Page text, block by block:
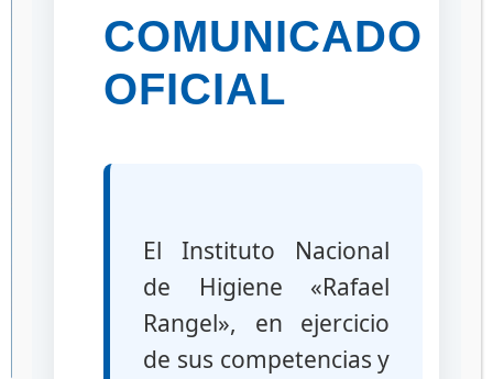
COMUNICADO
OFICIAL
El Instituto Nacional
de Higiene «Rafael
Rangel», en ejercicio
de sus competencias y